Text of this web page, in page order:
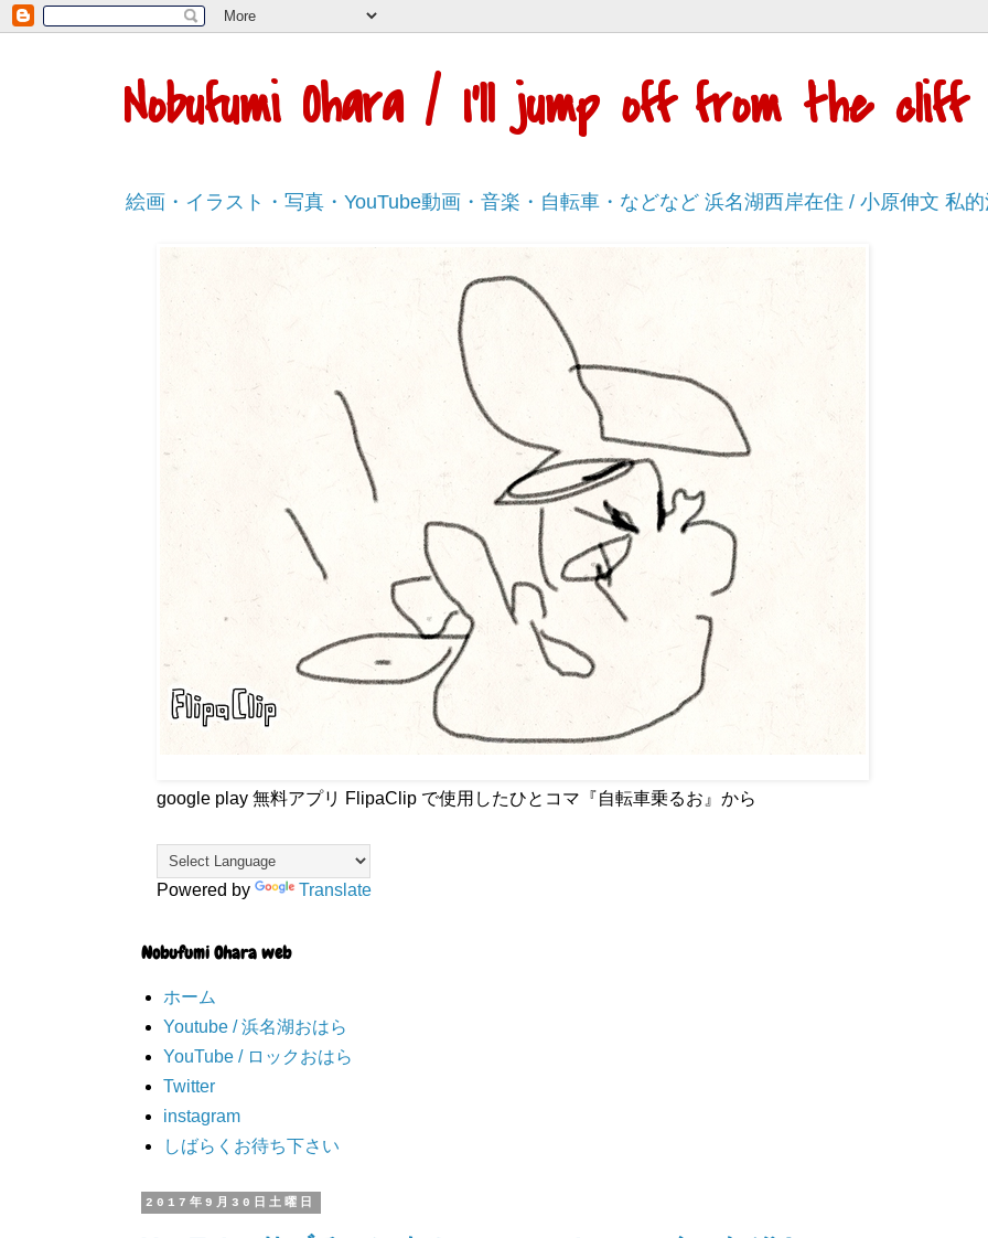
Nobufumi Ohara / I'll jump off from the cliff
絵画・イラスト・写真・YouTube動画・音楽・自転車・などなど 浜名湖西岸在住 / 小原伸文 私的
google play 無料アプリ FlipaClip で使用したひとコマ『自転車乗るお』から
Powered by Translate
Nobufumi Ohara web
ホーム
Youtube / 浜名湖おはら
YouTube / ロックおはら
Twitter
instagram
しばらくお待ち下さい
2017年9月30日土曜日